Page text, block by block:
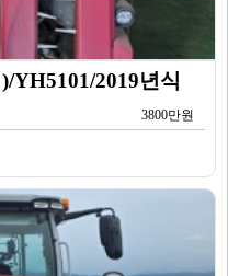
YH5101/2019년식
3800만원